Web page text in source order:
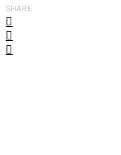
SHARE